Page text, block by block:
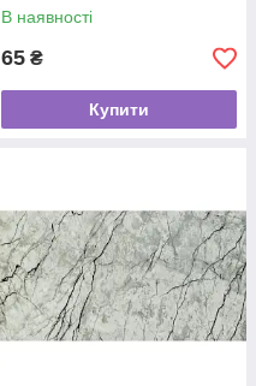
В наявності
65 ₴
Купити